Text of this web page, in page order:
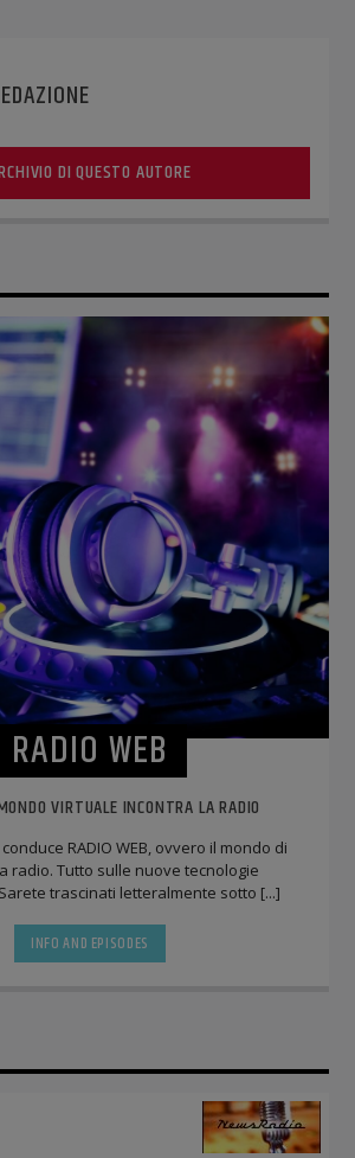
DI QUESTO AUTORE
RADIO WEB
VIRTUALE INCONTRA LA RADIO
RADIO WEB, ovvero il mondo di
radio. Tutto sulle nuove tecnologie
trascinati letteralmente sotto [...]
INFO AND EPISODES